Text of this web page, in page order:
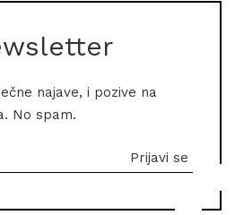
najave, i pozive na
No spam.